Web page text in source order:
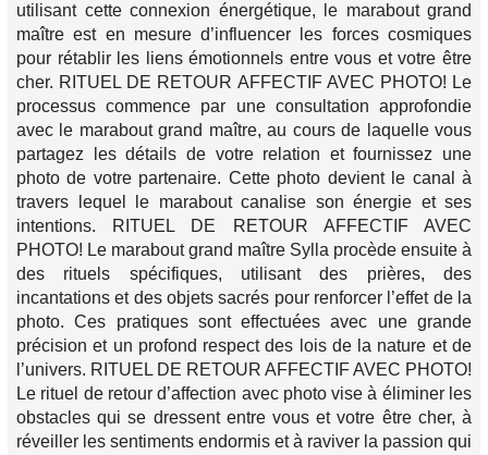
utilisant cette connexion énergétique, le marabout grand
maître est en mesure d’influencer les forces cosmiques
pour rétablir les liens émotionnels entre vous et votre être
cher. RITUEL DE RETOUR AFFECTIF AVEC PHOTO! Le
processus commence par une consultation approfondie
avec le marabout grand maître, au cours de laquelle vous
partagez les détails de votre relation et fournissez une
photo de votre partenaire. Cette photo devient le canal à
travers lequel le marabout canalise son énergie et ses
intentions. RITUEL DE RETOUR AFFECTIF AVEC
PHOTO! Le marabout grand maître Sylla procède ensuite à
des rituels spécifiques, utilisant des prières, des
incantations et des objets sacrés pour renforcer l’effet de la
photo. Ces pratiques sont effectuées avec une grande
précision et un profond respect des lois de la nature et de
l’univers. RITUEL DE RETOUR AFFECTIF AVEC PHOTO!
Le rituel de retour d’affection avec photo vise à éliminer les
obstacles qui se dressent entre vous et votre être cher, à
réveiller les sentiments endormis et à raviver la passion qui